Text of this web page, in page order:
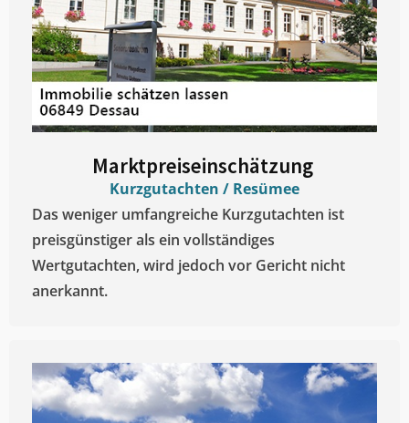
Marktpreiseinschätzung ​
Kurzgutachten / Resümee
Das weniger umfangreiche Kurzgutachten ist
preisgünstiger als ein vollständiges
Wertgutachten, wird jedoch vor Gericht nicht
anerkannt.